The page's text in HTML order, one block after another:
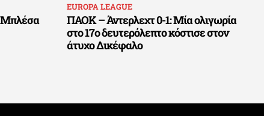
Μπλέσα
EUROPA LEAGUE
ΠΑΟΚ – Άντερλεχτ 0-1: Μία ολιγωρία
στο 17ο δευτερόλεπτο κόστισε στον
άτυχο Δικέφαλο